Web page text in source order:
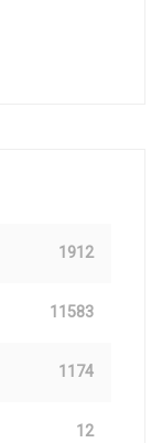
1912
11583
1174
12